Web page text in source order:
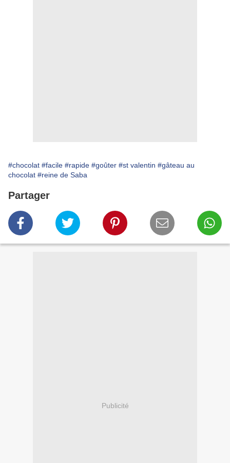
#chocolat #facile #rapide #goûter #st valentin #gâteau au
chocolat #reine de Saba
Partager
Publicité